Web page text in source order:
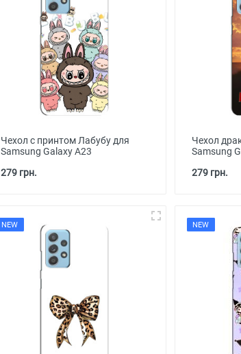
Чехол с принтом Лабубу для
Samsung Galaxy A23
279 грн.
Чехол
Samsung
279 грн.
NEW NEW